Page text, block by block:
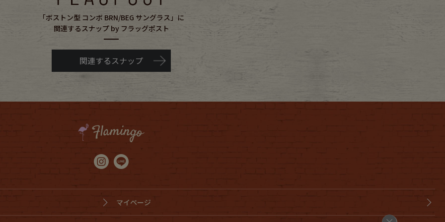
「ボストン型 コンボ BRN/BEG サングラス」に
関連するスナップ by フラッグポスト
関連するスナップ
マイページ